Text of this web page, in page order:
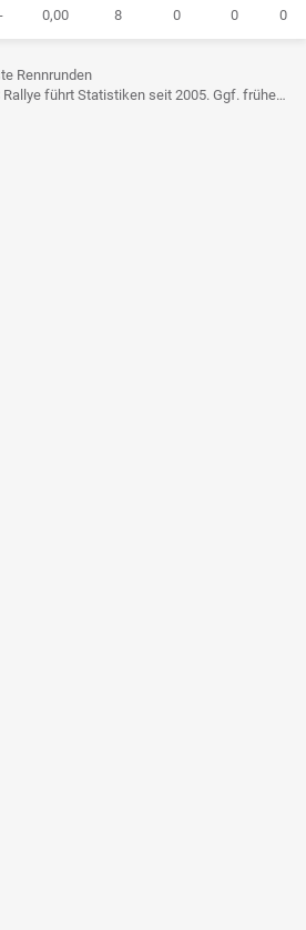
- 0,00 8 0 0 0
Rennrunden
seit 2005. Ggf. frühere Daten sind derzeit noch nicht berücksichtigt.